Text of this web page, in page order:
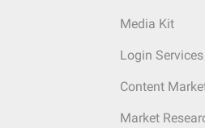
Media Kit
Login Services
Content
Market